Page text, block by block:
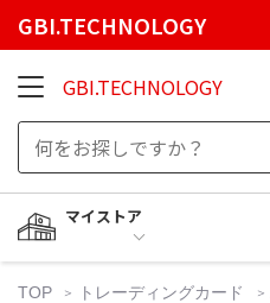
GBI.TECHNOLOGY
GBI.TECHNOLOGY
マイストア
TOP トレーディングカード